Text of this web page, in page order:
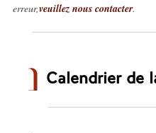
erreur,veuillez nous contacter.
Calendrier de